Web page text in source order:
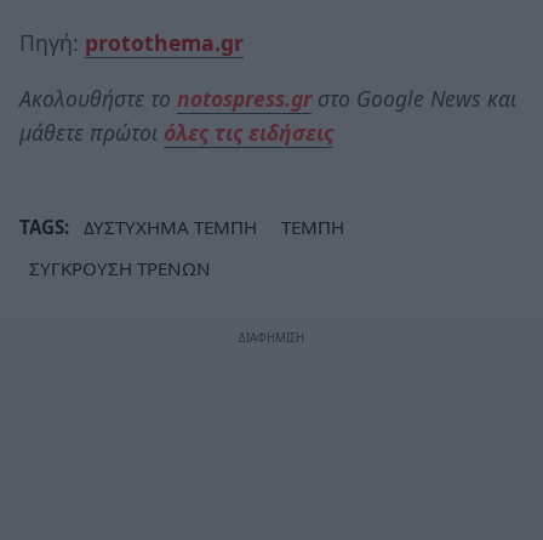
Πηγή: protothema.gr
Ακολουθήστε το notospress.grστο Google News και
μάθετε πρώτοι όλες τις ειδήσεις
TAGS: ΔΥΣΤΥΧΗΜΑ ΤΕΜΠΗ
ΤΕΜΠΗ
ΣΥΓΚΡΟΥΣΗ ΤΡΕΝΩΝ